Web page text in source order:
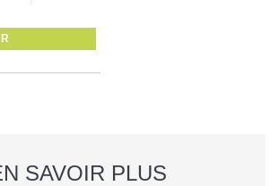
SAVOIR PLUS